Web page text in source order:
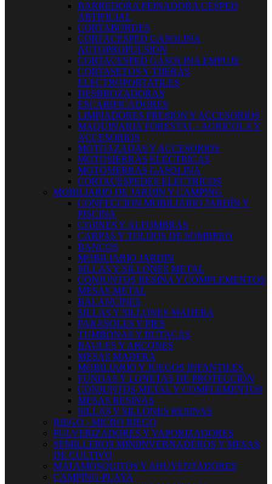
BARREDORA PEINADORA CESPED
ARTIFICIAL
CORTABORDES
CORTACESPED GASOLINA
AUTOPROPULSION
CORTACESPED GASOLINA EMPUJE
CORTASETOS Y TIJERAS
ELECTROPORTATILES
DESBROZADORAS
ESCARIFICADORES
LIMPIADORES PRESION Y ACCESORIOS
MAQUINARIA FORESTAL - AGRICOLA Y
ACCESORIOS
MOTOAZADAS Y ACCESORIOS
MOTOSIERRAS ELECTRICAS
MOTOSIERRAS GASOLINA
CORTACESPEDES ELECTRICOS
MOBILIARIO DE JARDIN Y CAMPING
CONFECCION MOBILIARIO JARDÍN Y
PISCINA
COJINES Y ALFOMBRAS
CARPAS Y TOLDOS DE SOMBREO
BANCOS
MOBILIARIO JARDIN
SILLAS Y SILLONES METAL
CONJUNTOS RESINA Y COMPLEMENTOS
MESAS METAL
BALANCINES
SILLAS Y SILLONES MADERA
PARASOLES Y PIES
TUMBONAS Y BUTACAS
BAULES Y ARCONES
MESAS MADERA
MOBILIARIO Y JUEGOS INFANTILES
FUNDAS Y LONETAS DE PROTECCIÓN
CONJUNTOS METAL Y COMPLEMENTOS
MESAS RESINAS
SILLAS Y SILLONES RESINAS
RIEGO - MICRO RIEGO
PULVERIZADORES Y VAPORIZADORES
SEMILLEROS MINIINVERNADEROS Y MESAS
DE CULTIVO
MATAMOSQUITOS Y AHUYENTADORES
CAMPING-PLAYA